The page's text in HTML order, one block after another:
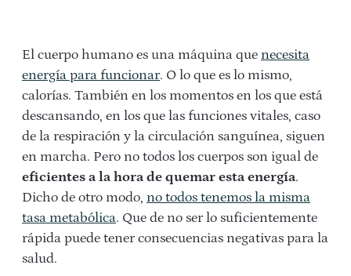
El cuerpo humano es una máquina que necesita
energía para funcionar. O lo que es lo mismo,
calorías. También en los momentos en los que está
descansando, en los que las funciones vitales, caso
de la respiración y la circulación sanguínea, siguen
en marcha. Pero no todos los cuerpos son igual de
eficientes a la hora de quemar esta energía.
Dicho de otro modo, no todos tenemos la misma
tasa metabólica. Que de no ser lo suficientemente
rápida puede tener consecuencias negativas para la
salud.